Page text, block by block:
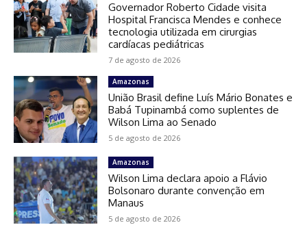
Governador Roberto Cidade visita
Hospital Francisca Mendes e conhece
tecnologia utilizada em cirurgias
cardíacas pediátricas
7 de agosto de 2026
Amazonas
União Brasil define Luís Mário Bonates e
Babá Tupinambá como suplentes de
Wilson Lima ao Senado
5 de agosto de 2026
Amazonas
Wilson Lima declara apoio a Flávio
Bolsonaro durante convenção em
Manaus
5 de agosto de 2026